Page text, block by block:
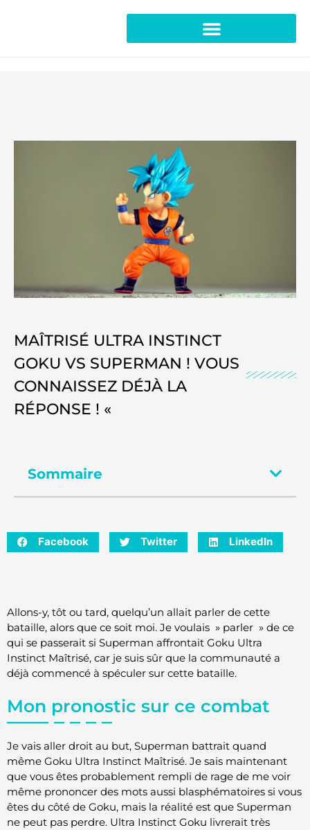
MAÎTRISÉ ULTRA INSTINCT
GOKU VS SUPERMAN ! VOUS
CONNAISSEZ DÉJÀ LA
RÉPONSE ! «
Sommaire
Facebook Twitter LinkedIn
Allons-y, tôt ou tard, quelqu’un allait parler de cette
bataille, alors que ce soit moi. Je voulais » parler » de ce
qui se passerait si Superman affrontait Goku Ultra
Instinct Maîtrisé, car je suis sûr que la communauté a
déjà commencé à spéculer sur cette bataille.
Mon pronostic sur ce combat
Je vais aller droit au but, Superman battrait quand
même Goku Ultra Instinct Maîtrisé. Je sais maintenant
que vous êtes probablement rempli de rage de me voir
même prononcer des mots aussi blasphématoires si vous
êtes du côté de Goku, mais la réalité est que Superman
ne peut pas perdre. Ultra Instinct Goku livrerait très